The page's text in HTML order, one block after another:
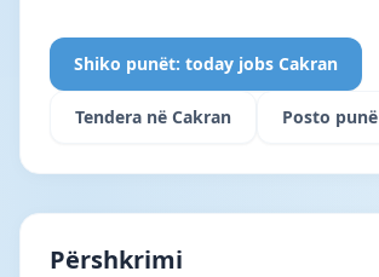
Shiko punët: today jobs Cakran
Tendera në Cakran Posto punë
Përshkrimi